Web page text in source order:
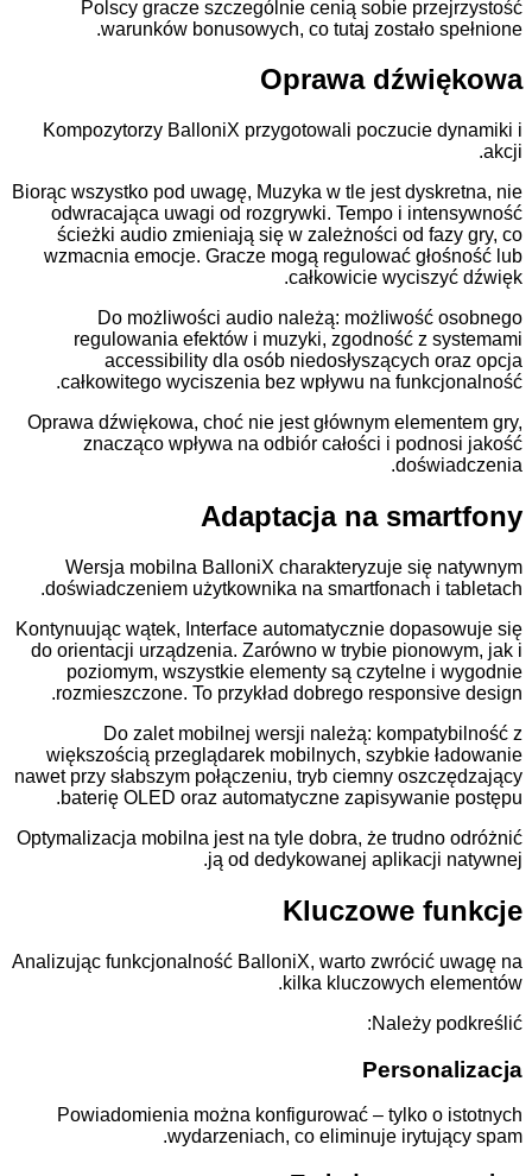
Polscy gracze szczególnie cenią sobie
warunków bonusowych, co tutaj zostało
Oprawa
Kompozytorzy BalloniX przygotowali poczucie
Biorąc wszystko pod uwagę, Muzyka w tle jest
odwracająca uwagi od rozgrywki. Tempo i
ścieżki audio zmieniają się w zależności od
wzmacnia emocje. Gracze mogą regulować
całkowicie
Do możliwości audio należą: możliwość
regulowania efektów i muzyki, zgodność z
accessibility dla osób niedosłyszących
całkowitego wyciszenia bez wpływu na
Oprawa dźwiękowa, choć nie jest głównym
znacząco wpływa na odbiór całości i
Adaptacja na
Wersja mobilna BalloniX charakteryzuje się
doświadczeniem użytkownika na smartfonach i
Kontynuując wątek, Interface automatycznie
do orientacji urządzenia. Zarówno w trybie
poziomym, wszystkie elementy są czytelne i
rozmieszczone. To przykład dobrego
Do zalet mobilnej wersji należą:
większością przeglądarek mobilnych, szybkie
nawet przy słabszym połączeniu, tryb ciemny
baterię OLED oraz automatyczne
Optymalizacja mobilna jest na tyle dobra, że
ją od dedykowanej aplikacji
Kluczowe
Analizując funkcjonalność BalloniX, warto zwrócić
kilka kluczowych
Należy
Powiadomienia można konfigurować – tylko
wydarzeniach, co eliminuje